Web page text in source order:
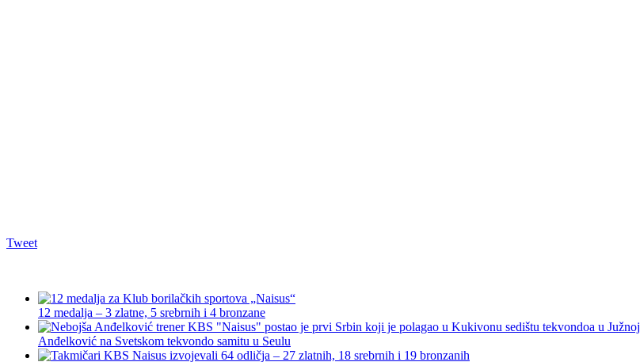
Tweet
12 medalja – 3 zlatne, 5 srebrnih i 4 bronzane
Anđelković na Svetskom tekvondo samitu u Seulu